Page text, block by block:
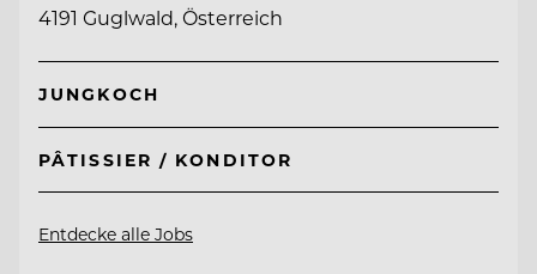
4191 Guglwald, Österreich
JUNGKOCH
PÂTISSIER / KONDITOR
Entdecke alle Jobs